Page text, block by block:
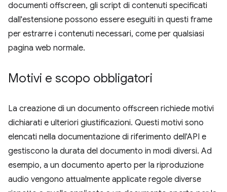
documenti offscreen, gli script di contenuti specificati
dall'estensione possono essere eseguiti in questi frame
per estrarre i contenuti necessari, come per qualsiasi
pagina web normale.
Motivi e scopo obbligatori
La creazione di un documento offscreen richiede motivi
dichiarati e ulteriori giustificazioni. Questi motivi sono
elencati nella documentazione di riferimento dell'API e
gestiscono la durata del documento in modi diversi. Ad
esempio, a un documento aperto per la riproduzione
audio vengono attualmente applicate regole diverse